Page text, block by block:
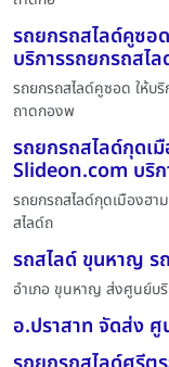
รถยกรถสไลด์คูซอ
บริการรถยกรถสไ
รถยกรถสไลด์คูซอด ให้บ
ถาดกองพ
รถยกรถสไลด์กุดเ
Slideon.com บริ
รถยกรถสไลด์กุดเมืองฮา
สไลด์ถ
รถสไลด์ ขุนหาญ ร
อำเภอ ขุนหาญ ส่งศูนย์บ
อ.ปราสาท จัดส่ง ศู